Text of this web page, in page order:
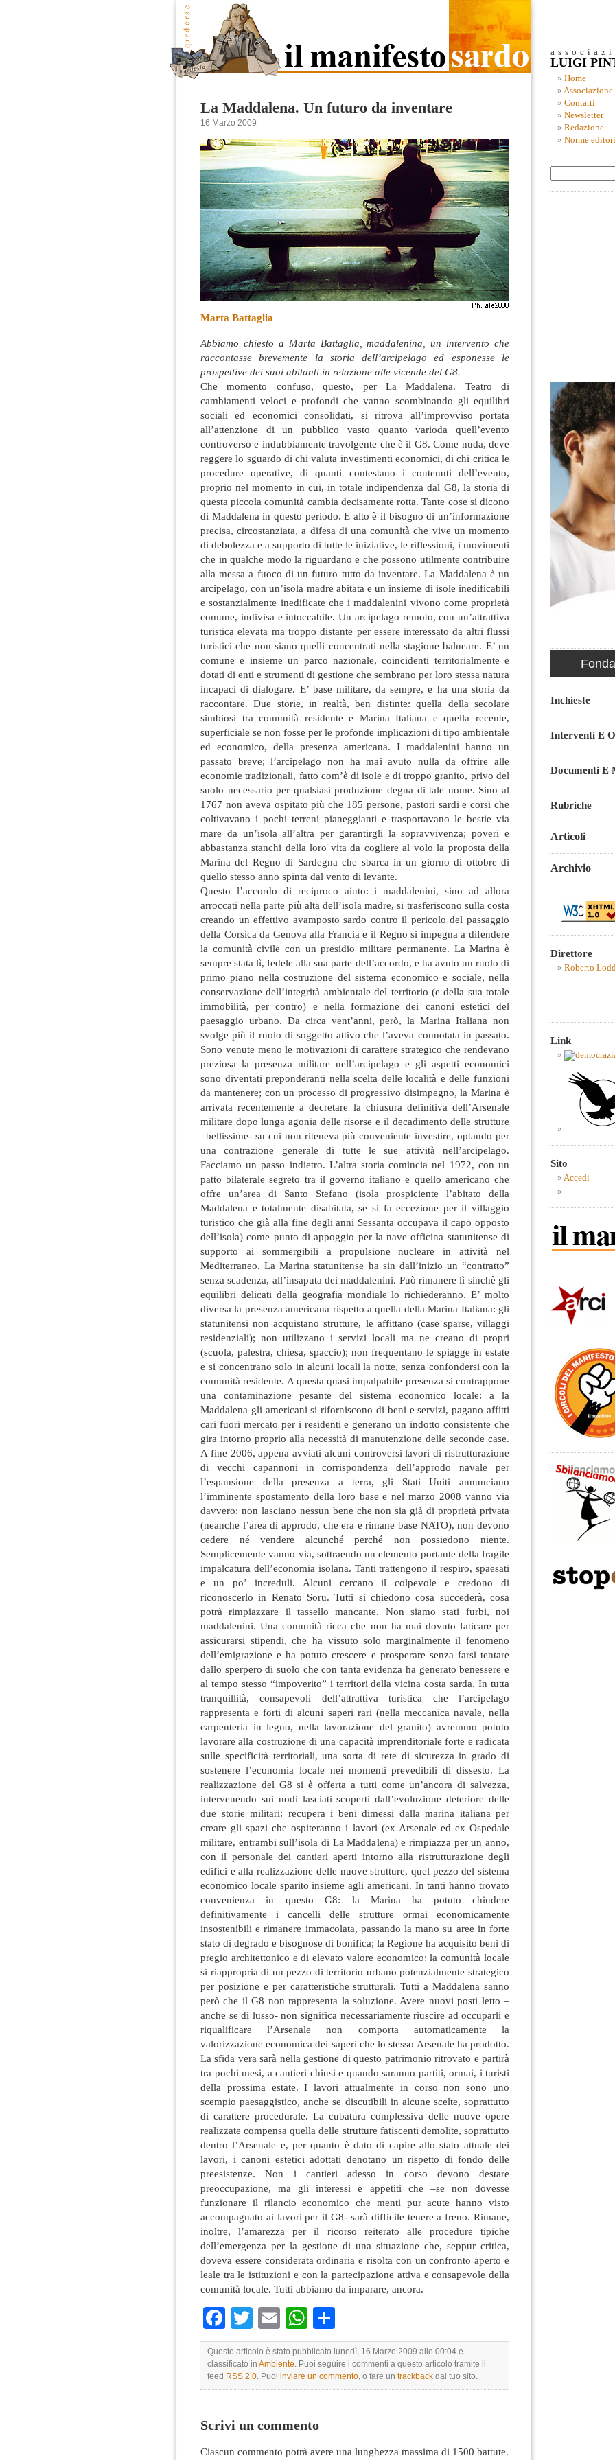
La Maddalena. Un futuro da inventare
16 Marzo 2009
Marta Battaglia
Abbiamo chiesto a Marta Battaglia, maddalenina, un intervento che
raccontasse brevemente la storia dell’arcipelago ed esponesse le
prospettive dei suoi abitanti in relazione alle vicende del G8.
Che momento confuso, questo, per La Maddalena. Teatro di
cambiamenti veloci e profondi che vanno scombinando gli equilibri
socialied economici consolidati, si ritrova all’improvviso portata
all’attenzione di un pubblico vasto quanto varioda quell’evento
controverso e indubbiamente travolgente che è il G8. Come nuda, deve
reggere lo sguardo di chi valuta investimenti economici, di chi critica le
procedure operative, di quanti contestano i contenuti dell’evento,
proprio nel momento in cui, in totale indipendenza dal G8, la storia di
questa piccola comunità cambia decisamente rotta. Tante cose si dicono
di Maddalena in questo periodo. E alto è il bisogno di un’informazione
precisa, circostanziata, a difesa di una comunità che vive un momento
di debolezza e a supporto di tutte le iniziative, le riflessioni, i movimenti
che in qualche modo la riguardano e che possono utilmente contribuire
alla messa a fuoco di un futuro tutto da inventare. La Maddalena è un
arcipelago, con un’isola madre abitata e un insieme di isole inedificabili
e sostanzialmente inedificate che i maddalenini vivono come proprietà
comune, indivisa e intoccabile. Un arcipelago remoto, con un’attrattiva
turistica elevata ma troppo distante per essere interessato da altri flussi
turistici che non siano quelli concentrati nella stagione balneare. E’ un
comune e insieme un parco nazionale, coincidenti territorialmente e
dotati di enti e strumenti di gestione che sembrano per loro stessa natura
incapaci di dialogare. E’ base militare, da sempre, e ha una storia da
raccontare. Due storie, in realtà, ben distinte: quella della secolare
simbiosi tra comunità residente e Marina Italiana e quella recente,
superficiale se non fosse per le profonde implicazioni di tipo ambientale
ed economico, della presenza americana. I maddalenini hanno un
passato breve; l’arcipelago non ha mai avuto nulla da offrire alle
economie tradizionali, fatto com’è di isole e di troppo granito, privo del
suolo necessario per qualsiasi produzione degna di tale nome. Sino al
1767 non aveva ospitato più che 185 persone, pastori sardi e corsi che
coltivavano i pochi terreni pianeggianti e trasportavano le bestie via
mare da un’isola all’altra per garantirgli la sopravvivenza; poveri e
abbastanza stanchi della loro vita da cogliere al volo la proposta della
Marina del Regno di Sardegna che sbarca in un giorno di ottobre di
quello stesso anno spinta dal vento di levante.
Questo l’accordo di reciproco aiuto: i maddalenini, sino ad allora
arroccati nella parte più alta dell’isola madre, si trasferiscono sulla costa
creando un effettivo avamposto sardo contro il pericolo del passaggio
della Corsica da Genova alla Francia e il Regno si impegna a difendere
la comunità civile con un presidio militare permanente. La Marina è
sempre stata lì, fedele alla sua parte dell’accordo, e ha avuto un ruolo di
primo piano nella costruzione del sistema economico e sociale, nella
conservazione dell’integrità ambientale del territorio (e della sua totale
immobilità, per contro) e nella formazione dei canoni estetici del
paesaggio urbano. Da circa vent’anni, però, la Marina Italiana non
svolge più il ruolo di soggetto attivo che l’aveva connotata in passato.
Sono venute meno le motivazioni di carattere strategico che rendevano
preziosa la presenza militare nell’arcipelago e gli aspetti economici
sono diventati preponderanti nella scelta delle località e delle funzioni
da mantenere; con un processo di progressivo disimpegno, la Marina è
arrivata recentemente a decretare la chiusura definitiva dell’Arsenale
militare dopo lunga agonia delle risorse e il decadimento delle strutture
–bellissime- su cui non riteneva più conveniente investire, optando per
una contrazione generale di tutte le sue attività nell’arcipelago.
Facciamo un passo indietro. L’altra storia comincia nel 1972, con un
patto bilaterale segreto tra il governo italiano e quello americano che
offre un’area di Santo Stefano (isola prospiciente l’abitato della
Maddalena e totalmente disabitata, se si fa eccezione per il villaggio
turistico che già alla fine degli anni Sessanta occupava il capo opposto
dell’isola) come punto di appoggio per la nave officina statunitense di
supporto ai sommergibili a propulsione nucleare in attività nel
Mediterraneo. La Marina statunitense ha sin dall’inizio un “contratto”
senza scadenza, all’insaputa dei maddalenini. Può rimanere lì sinchè gli
equilibri delicati della geografia mondiale lo richiederanno. E’ molto
diversa la presenza americana rispetto a quella della Marina Italiana: gli
statunitensi non acquistano strutture, le affittano (case sparse, villaggi
residenziali); non utilizzano i servizi locali ma ne creano di propri
(scuola, palestra, chiesa, spaccio); non frequentano le spiagge in estate
e si concentrano solo in alcuni locali la notte, senza confondersi con la
comunità residente. A questa quasi impalpabile presenza si contrappone
una contaminazione pesante del sistema economico locale: a la
Maddalena gli americani si riforniscono di beni e servizi, pagano affitti
cari fuori mercato per i residenti e generano un indotto consistente che
gira intorno proprio alla necessità di manutenzione delle seconde case.
A fine 2006, appena avviati alcuni controversi lavori di ristrutturazione
di vecchi capannoni in corrispondenza dell’approdo navale per
l’espansione della presenza a terra, gli Stati Uniti annunciano
l’imminente spostamento della loro base e nel marzo 2008 vanno via
davvero: non lasciano nessun bene che non sia già di proprietà privata
(neanche l’area di approdo, che era e rimane base NATO), non devono
cedere né vendere alcunché perché non possiedono niente.
Semplicemente vanno via, sottraendo un elemento portante della fragile
impalcatura dell’economia isolana. Tanti trattengono il respiro, spaesati
e un po’ increduli. Alcuni cercano il colpevole e credono di
riconoscerlo in Renato Soru. Tutti si chiedono cosa succederà, cosa
potrà rimpiazzare il tassello mancante. Non siamo stati furbi, noi
maddalenini. Una comunità ricca che non ha mai dovuto faticare per
assicurarsi stipendi, che ha vissuto solo marginalmente il fenomeno
dell’emigrazione e ha potuto crescere e prosperare senza farsi tentare
dallo sperpero di suolo che con tanta evidenza ha generato benessere e
al tempo stesso “impoverito” i territori della vicina costa sarda. In tutta
tranquillità, consapevoli dell’attrattiva turistica che l’arcipelago
rappresenta e forti di alcuni saperi rari (nella meccanica navale, nella
carpenteria in legno, nella lavorazione del granito) avremmo potuto
lavorare alla costruzione di una capacità imprenditoriale forte e radicata
sulle specificità territoriali, una sorta di rete di sicurezza in grado di
sostenere l’economia locale nei momenti prevedibili di dissesto. La
realizzazione del G8 si è offerta a tutti come un’ancora di salvezza,
intervenendo sui nodi lasciati scoperti dall’evoluzione deteriore delle
due storie militari: recupera i beni dimessi dalla marina italiana per
creare gli spazi che ospiteranno i lavori (ex Arsenale ed ex Ospedale
militare, entrambi sull’isola di La Maddalena) e rimpiazza per un anno,
con il personale dei cantieri aperti intorno alla ristrutturazione degli
edifici e alla realizzazione delle nuove strutture, quel pezzo del sistema
economico locale sparito insieme agli americani. In tanti hanno trovato
convenienza in questo G8: la Marina ha potuto chiudere
definitivamente i cancelli delle strutture ormai economicamente
insostenibili e rimanere immacolata, passando la mano su aree in forte
stato di degrado e bisognose di bonifica; la Regione ha acquisito beni di
pregio architettonico e di elevato valore economico; la comunità locale
si riappropria di un pezzo di territorio urbano potenzialmente strategico
per posizione e per caratteristiche strutturali. Tutti a Maddalena sanno
però che il G8 non rappresenta la soluzione. Avere nuovi posti letto –
anche se di lusso- non significa necessariamente riuscire ad occuparli e
riqualificare l’Arsenale non comporta automaticamente la
valorizzazione economica dei saperi che lo stesso Arsenale ha prodotto.
La sfida vera sarà nella gestione di questo patrimonio ritrovato e partirà
tra pochi mesi, a cantieri chiusi e quando saranno partiti, ormai, i turisti
della prossima estate. I lavori attualmente in corso non sono uno
scempio paesaggistico, anche se discutibili in alcune scelte, soprattutto
di carattere procedurale. La cubatura complessiva delle nuove opere
realizzate compensa quella delle strutture fatiscenti demolite, soprattutto
dentro l’Arsenale e, per quanto è dato di capire allo stato attuale dei
lavori, i canoni estetici adottati denotano un rispetto di fondo delle
preesistenze. Non i cantieri adesso in corso devono destare
preoccupazione, ma gli interessi e appetiti che –se non dovesse
funzionare il rilancio economico che menti pur acute hanno visto
accompagnato ai lavori per il G8- sarà difficile tenere a freno. Rimane,
inoltre, l’amarezza per il ricorso reiterato alle procedure tipiche
dell’emergenza per la gestione di una situazione che, seppur critica,
doveva essere considerata ordinaria e risolta con un confronto aperto e
leale tra le istituzioni e con la partecipazione attiva e consapevole della
comunità locale. Tutti abbiamo da imparare, ancora.
Facebook
TwitterEmailWhatsApp
Questo articolo è stato pubblicato lunedì, 16 Marzo 2009 alle 00:04 e
classificato in Ambiente. Puoi seguire i commenti a questo articolo tramite il
feed RSS 2.0. Puoi inviare un commento, o fare un trackback dal tuo sito.
Scrivi un commento
Ciascun commento potrà avere una lunghezza massima di 1500 battute.
LUIGI
Home
Associazione
Contatti
Newsletter
Redazione
Norme
Inchieste
Interventi E
Documenti E
Rubriche
Articoli
Archivio
Direttore
Roberto
Link
Sito
Accedi